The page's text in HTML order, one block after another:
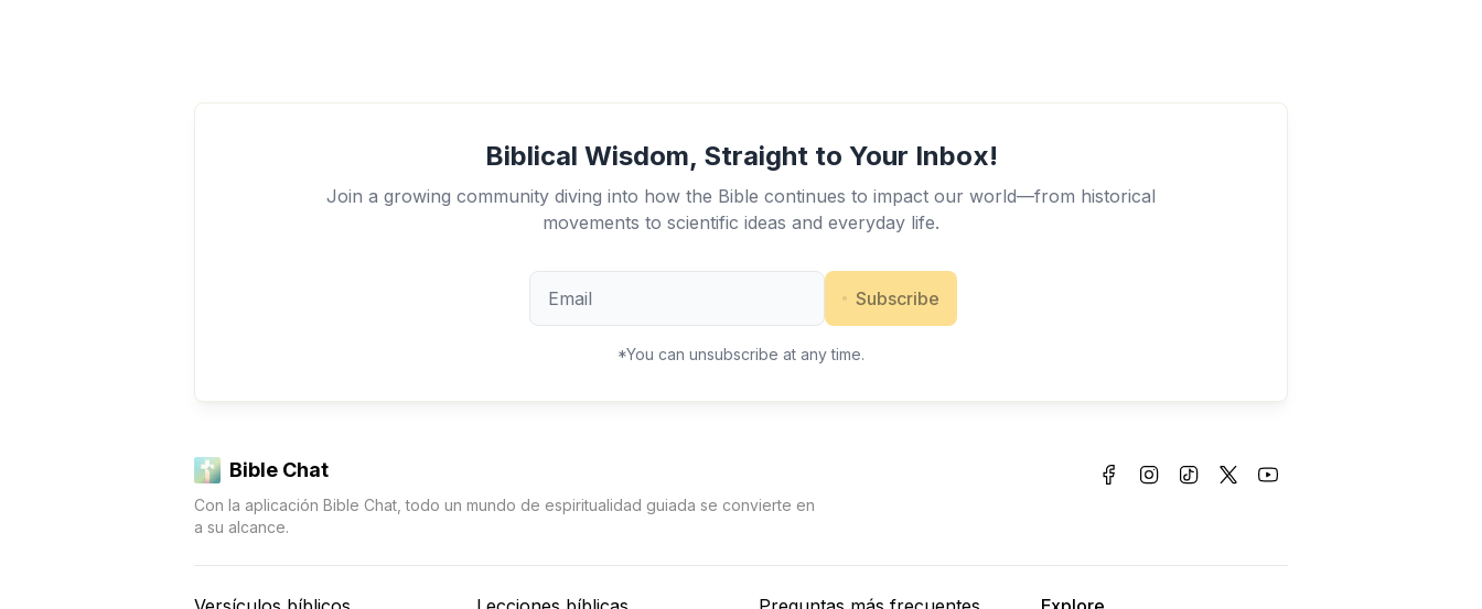
Biblical Wisdom, Straight to Your Inbox!
Join a growing community diving into how the Bible continues to impact our world—from historical
movements to scientific ideas and everyday life.
Subscribe
*You can unsubscribe at any time.
Bible Chat
Con la aplicación Bible Chat, todo un mundo de espiritualidad guiada se convierte en
a su alcance.